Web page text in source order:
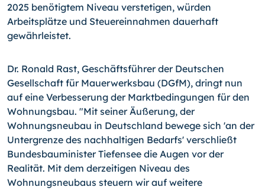
2025 benötigtem Niveau verstetigen, würden
Arbeitsplätze und Steuereinnahmen dauerhaft
gewährleistet.
Dr. Ronald Rast, Geschäftsführer der Deutschen
Gesellschaft für Mauerwerksbau (DGfM), dringt nun
auf eine Verbesserung der Marktbedingungen für den
Wohnungsbau. "Mit seiner Äußerung, der
Wohnungsneubau in Deutschland bewege sich 'an der
Untergrenze des nachhaltigen Bedarfs' verschließt
Bundesbauminister Tiefensee die Augen vor der
Realität. Mit dem derzeitigen Niveau des
Wohnungsneubaus steuern wir auf weitere